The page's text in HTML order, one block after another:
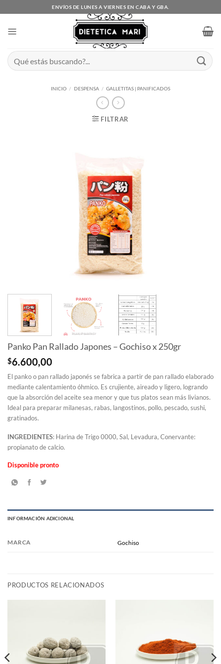
al
ENVÍOS DE LUNES A VIERNES EN CABA Y GBA.
Buscar
por:
INICIO / DESPENSA / GALLETITAS | PANIFICADOS
FILTRAR
Panko Pan Rallado Japones – Gochiso x 250gr
$6.600,00
El panko o pan rallado japonés se fabrica a partir de pan rallado elaborado
mediante calentamiento óhmico. Es crujiente, aireado y ligero, logrando
que la absorción del aceite sea menor y que tus platos sean más livianos.
Ideal para preparar milanesas, rabas, langostinos, pollo, pescado, sushi,
gratinados.
INGREDIENTES: Harina de Trigo 0000, Sal, Levadura, Conervante:
propianato de calcio.
Disponible pronto
INFORMACIÓN ADICIONAL
MARCA Gochiso
PRODUCTOS RELACIONADOS